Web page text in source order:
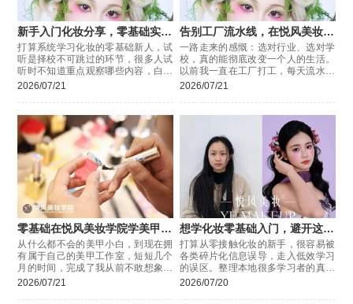
新手入门化妆分享，零基础实地
试听的实用判断方法
打算系统学习化妆的零基础新人，试
听是择校不可跳过的环节，很多人试
听时不知道重点观察哪些内容，白白
错过判断教学质量的机会，分享几个
2026/07/21
告别工厂流水线，在悦风美妆学
院学化妆
一路走来的感慨：选对行业、选对学
校，真的能彻底改变一个人的生活。
以前我一直在工厂打工，每天流水线
重复枯燥的工作，熬夜加班、常年站
俱疲
2026/07/21
零基础在悦风美妆学院学美甲逆
袭
从什么都不会的美甲小白，到现在拥
有属于自己的美甲工作室，短短几个
月的时间，完成了我从前不敢想象的
蜕变。一路走来想感谢的，就是悦风
2026/07/21
想学化妆零基础入门，避开这几
个学习误区
打算从零接触化妆的新手，很容易被
各类碎片化信息误导，走入低效学习
的误区。整理本地很多学习者的真实
经历，分享几个一定要规避的问题，
2026/07/20